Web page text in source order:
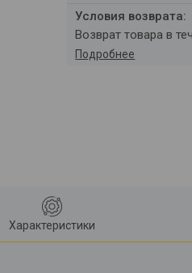
возврат товара в
Подробнее
Характеристики